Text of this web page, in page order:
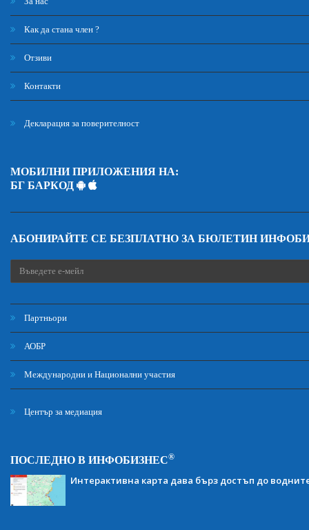
Как да стана член ?
Отзиви
Контакти
Декларация за поверителност
МОБИЛНИ ПРИЛОЖЕНИЯ НА:
БГ БАРКОД
АБОНИРАЙТЕ СЕ БЕЗПЛАТНО ЗА БЮЛЕТИН
Партньори
АОБР
Международни и Национални участия
Център за медиация
ПОСЛЕДНО В ИНФОБИЗНЕС®
Интерактивна карта дава бърз достъп до